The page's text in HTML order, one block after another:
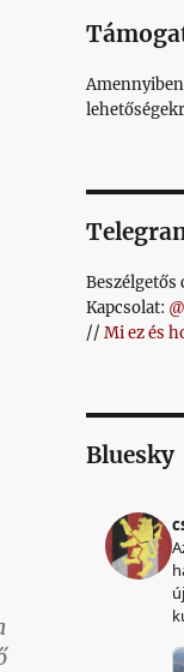
Beszélgetős
Kapcsolat:
// Mi ez és
Bluesky